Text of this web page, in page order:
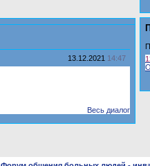
13.12.2021 14:47
Весь диалог